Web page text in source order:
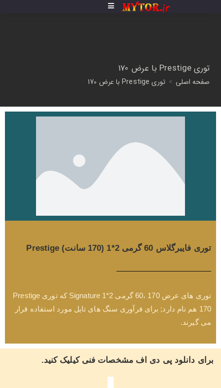
توری Prestige با عرض 170
صفحه اصلی > توری Prestige با عرض 170
توری فایبرگلاس 60 گرمی 2*1 (170 سانت) Prestige
توری های عرض 170 ،60 گرمی 2*1 Signature که توری Prestige
170 هم نام دارد; برای فرآوری سنگ های تایل مورد استفاده قرار
می گیرند.
برای دانلود پی دی اف مشخصات فنی کیلیک کنید.